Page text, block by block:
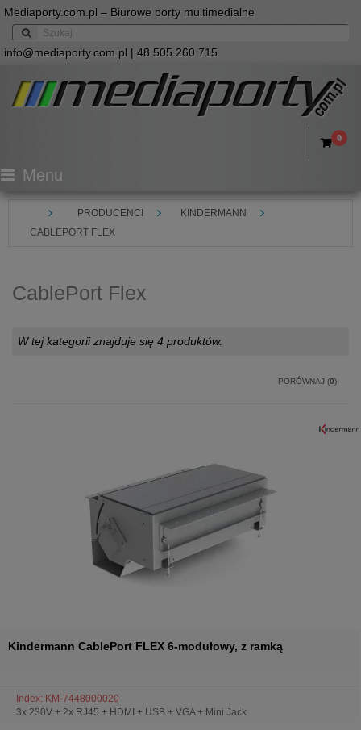
Mediaporty.com.pl – Biurowe porty multimedialne
info@mediaporty.com.pl | 48 505 260 715
0
Menu
PRODUCENCI
KINDERMANN
CABLEPORT FLEX
CablePort Flex
W tej kategorii znajduje się 4 produktów.
PORÓWNAJ (0)
Kindermann CablePort FLEX 6-modułowy, z ramką
Index: KM-7448000020
3x 230V + 2x RJ45 + HDMI + USB + VGA + Mini Jack